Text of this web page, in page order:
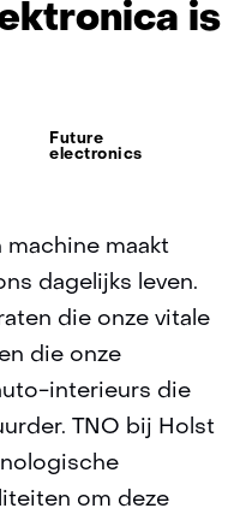
is
Future
electronics
machine maakt
dagelijks leven.
die onze vitale
die onze
interieurs die
TNO bij Holst
om deze